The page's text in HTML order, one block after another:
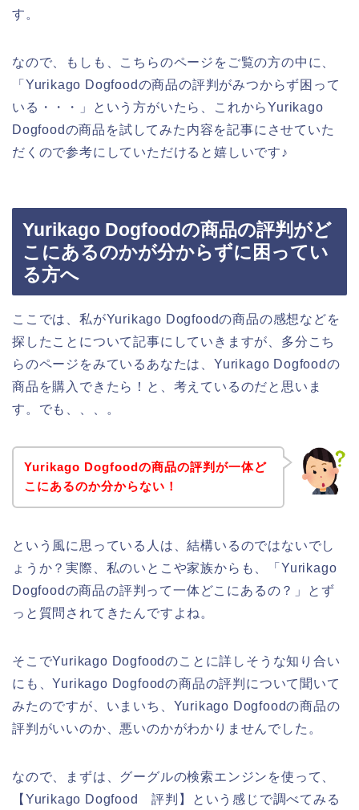
す。
なので、もしも、こちらのページをご覧の方の中に、
「Yurikago Dogfoodの商品の評判がみつからず困って
いる・・・」という方がいたら、これからYurikago
Dogfoodの商品を試してみた内容を記事にさせていた
だくので参考にしていただけると嬉しいです♪
Yurikago Dogfoodの商品の評判がど
こにあるのかが分からずに困ってい
る方へ
ここでは、私がYurikago Dogfoodの商品の感想などを
探したことについて記事にしていきますが、多分こち
らのページをみているあなたは、Yurikago Dogfoodの
商品を購入できたら！と、考えているのだと思いま
す。でも、、、。
Yurikago Dogfoodの商品の評判が一体ど
こにあるのか分からない！
という風に思っている人は、結構いるのではないでし
ょうか？実際、私のいとこや家族からも、「Yurikago
Dogfoodの商品の評判って一体どこにあるの？」とず
っと質問されてきたんですよね。
そこでYurikago Dogfoodのことに詳しそうな知り合い
にも、Yurikago Dogfoodの商品の評判について聞いて
みたのですが、いまいち、Yurikago Dogfoodの商品の
評判がいいのか、悪いのかがわかりませんでした。
なので、まずは、グーグルの検索エンジンを使って、
【Yurikago Dogfood 評判】という感じで調べてみる